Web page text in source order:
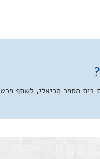
הספר הריאלי, לשתף